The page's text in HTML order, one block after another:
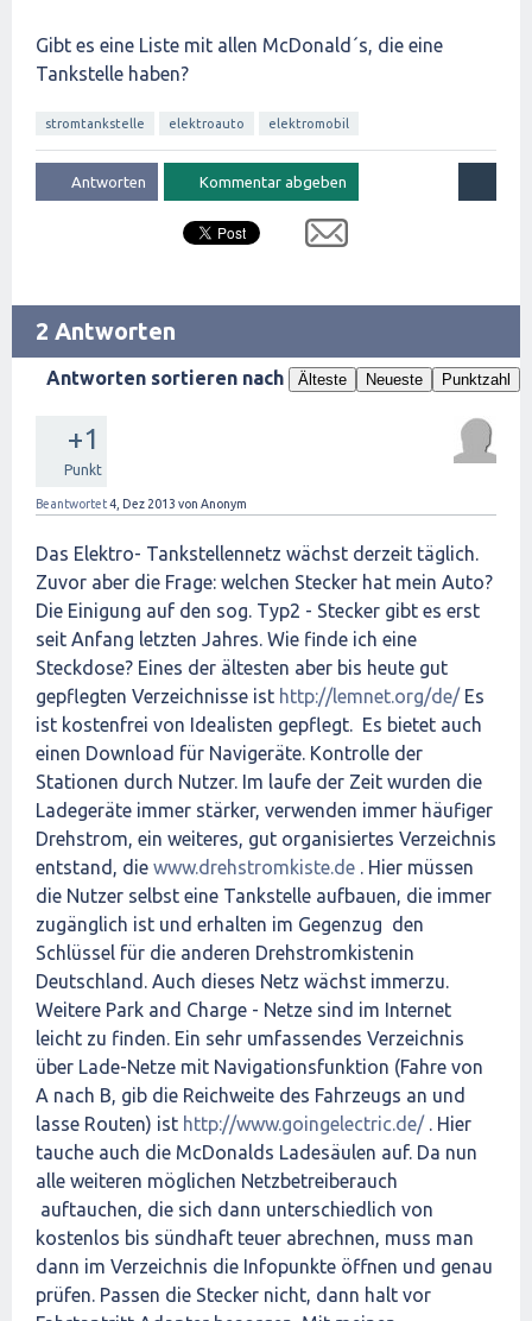
Gibt es eine Liste mit allen McDonald´s, die eine
Tankstelle haben?
stromtankstelle elektroauto elektromobil
2 Antworten
Antworten sortieren nach Älteste Neueste Punktzahl
+1
Punkt
Beantwortet4, Dez 2013 von Anonym
Das Elektro- Tankstellennetz wächst derzeit täglich.
Zuvor aber die Frage: welchen Stecker hat mein Auto?
Die Einigung auf den sog. Typ2 - Stecker gibt es erst
seit Anfang letzten Jahres. Wie finde ich eine
Steckdose? Eines der ältesten aber bis heute gut
gepflegten Verzeichnisse ist http://lemnet.org/de/Es
ist kostenfrei von Idealisten gepflegt. Es bietet auch
einen Download für Navigeräte. Kontrolle der
Stationen durch Nutzer. Im laufe der Zeit wurden die
Ladegeräte immer stärker, verwenden immer häufiger
Drehstrom, ein weiteres, gut organisiertes Verzeichnis
entstand, die www.drehstromkiste.de . Hier müssen
die Nutzer selbst eine Tankstelle aufbauen, die immer
zugänglich ist und erhalten im Gegenzug den
Schlüssel für die anderen Drehstromkistenin
Deutschland. Auch dieses Netz wächst immerzu.
Weitere Park and Charge - Netze sind im Internet
leicht zu finden. Ein sehr umfassendes Verzeichnis
über Lade-Netze mit Navigationsfunktion (Fahre von
A nach B, gib die Reichweite des Fahrzeugs an und
lasse Routen) ist http://www.goingelectric.de/. Hier
tauche auch die McDonalds Ladesäulen auf. Da nun
alle weiteren möglichen Netzbetreiberauch
auftauchen, die sich dann unterschiedlich von
kostenlos bis sündhaft teuer abrechnen, muss man
dann im Verzeichnis die Infopunkte öffnen und genau
prüfen. Passen die Stecker nicht, dann halt vor